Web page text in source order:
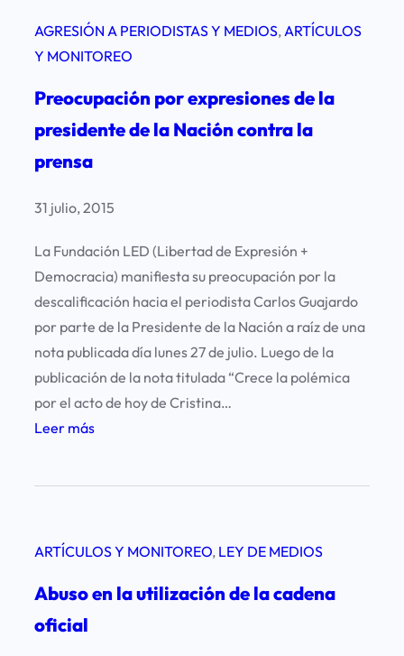
d
i
p
o
a
g
r
e
s
i
ó
n
a
e
o
d
AGRESIÓN A PERIODISTAS Y MEDIOS, ARTÍCULOS
Y MONITOREO
Preocupación por expresiones de la
presidente de la Nación contra la
prensa
31 julio, 2015
La Fundación LED (Libertad de Expresión +
Democracia) manifiesta su preocupación por la
descalificación hacia el periodista Carlos Guajardo
por parte de la Presidente de la Nación a raíz de una
nota publicada día lunes 27 de julio. Luego de la
publicación de la nota titulada “Crece la polémica
por el acto de hoy de Cristina…
Leer más:
c
p
ARTÍCULOS Y MONITOREO, LEY DE MEDIOS
Abuso en la utilización de la cadena
oficial